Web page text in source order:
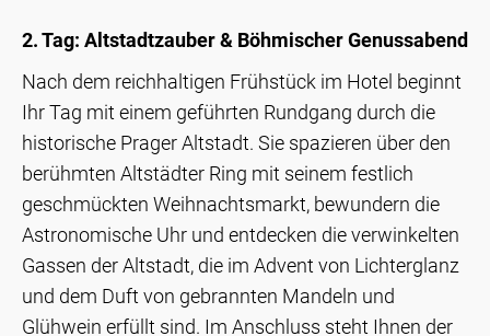
2. Tag: Altstadtzauber & Böhmischer Genussabend
Nach dem reichhaltigen Frühstück im Hotel beginnt
Ihr Tag mit einem geführten Rundgang durch die
historische Prager Altstadt. Sie spazieren über den
berühmten Altstädter Ring mit seinem festlich
geschmückten Weihnachtsmarkt, bewundern die
Astronomische Uhr und entdecken die verwinkelten
Gassen der Altstadt, die im Advent von Lichterglanz
und dem Duft von gebrannten Mandeln und
Glühwein erfüllt sind. Im Anschluss steht Ihnen der